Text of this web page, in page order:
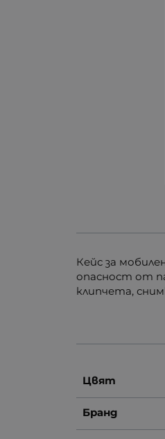
Кейс за
опасност от
клипчета,
Цвят
Бранд